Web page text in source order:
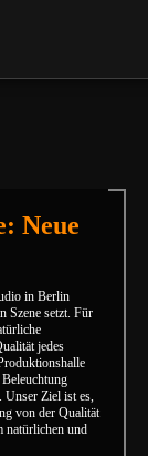
Neue
in Berlin
Szene setzt. Für
jedes
Unser Ziel ist es,
von der Qualität
natürlichen und